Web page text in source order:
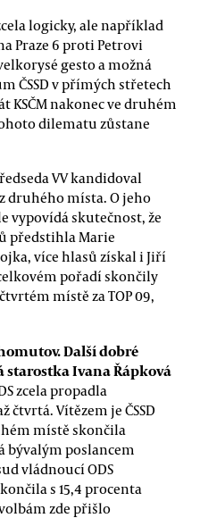
logicky, ale například
Praze 6 proti Petrovi
gesto a možná
ČSSD v přímých střetech
KSČM nakonec ve druhém
dilematu zůstane
VV kandidoval
druhého místa. O jeho
vypovídá skutečnost, že
předstihla Marie
více hlasů získal i Jiří
pořadí skončily
místě za TOP 09,
Další dobré
Ivana Řápková
zcela propadla
čtvrtá. Vítězem je ČSSD
místě skončila
bývalým poslancem
vládnoucí ODS
s 15,4 procenta
zde přišlo